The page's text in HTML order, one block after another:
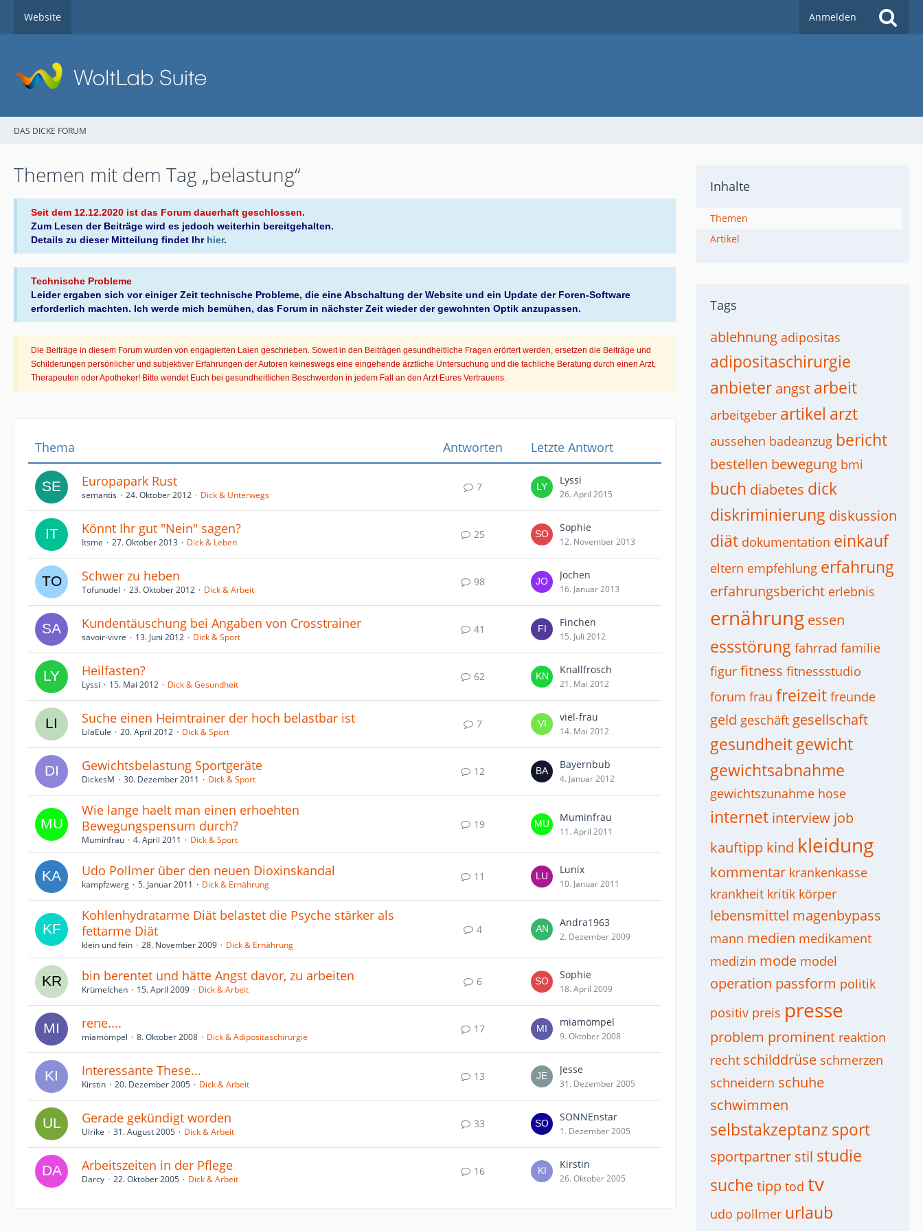
Website Anmelden
DAS DICKE FORUM
Themen mit dem Tag „belastung“
Seit dem 12.12.2020 ist das Forum dauerhaft geschlossen.
Zum Lesen der Beiträge wird es jedoch weiterhin bereitgehalten.
Details zu dieser Mitteilung findet Ihr hier.
Technische Probleme
Leider ergaben sich vor einiger Zeit technische Probleme, die eine Abschaltung der Website und ein Update der Foren-Software
erforderlich machten. Ich werde mich bemühen, das Forum in nächster Zeit wieder der gewohnten Optik anzupassen.
Die Beiträge in diesem Forum wurden von engagierten Laien geschrieben. Soweit in den Beiträgen gesundheitliche Fragen erörtert werden, ersetzen die Beiträge und
Schilderungen persönlicher und subjektiver Erfahrungen der Autoren keineswegs eine eingehende ärztliche Untersuchung und die fachliche Beratung durch einen Arzt,
Therapeuten oder Apotheker! Bitte wendet Euch bei gesundheitlichen Beschwerden in jedem Fall an den Arzt Eures Vertrauens.
Thema Antworten Letzte Antwort
Europapark Rust
semantis 24. Oktober 2012 Dick & Unterwegs
7
Lyssi
26. April 2015
Könnt Ihr gut "Nein" sagen?
Itsme 27. Oktober 2013 Dick & Leben
25
Sophie
12. November 2013
Schwer zu heben
Tofunudel 23. Oktober 2012 Dick & Arbeit
98
Jochen
16. Januar 2013
Kundentäuschung bei Angaben von Crosstrainer
savoir-vivre 13. Juni 2012 Dick & Sport
41
Finchen
15. Juli 2012
Heilfasten?
Lyssi 15. Mai 2012 Dick & Gesundheit
62
Knallfrosch
21. Mai 2012
Suche einen Heimtrainer der hoch belastbar ist
LilaEule 20. April 2012 Dick & Sport
7
viel-frau
14. Mai 2012
Gewichtsbelastung Sportgeräte
DickesM 30. Dezember 2011 Dick & Sport
12
Bayernbub
4. Januar 2012
Wie lange haelt man einen erhoehten
Bewegungspensum durch?
Muminfrau 4. April 2011 Dick & Sport
19
Muminfrau
11. April 2011
Udo Pollmer über den neuen Dioxinskandal
kampfzwerg 5. Januar 2011 Dick & Ernährung
11
Lunix
10. Januar 2011
Kohlenhydratarme Diät belastet die Psyche stärker als
fettarme Diät
klein und fein 28. November 2009 Dick & Ernährung
4
Andra1963
2. Dezember 2009
bin berentet und hätte Angst davor, zu arbeiten
Krümelchen 15. April 2009 Dick & Arbeit
6
Sophie
18. April 2009
rene....
miamömpel 8. Oktober 2008 Dick & Adipositaschirurgie
17
miamömpel
9. Oktober 2008
Interessante These...
Kirstin 20. Dezember 2005 Dick & Arbeit
13
Jesse
31. Dezember 2005
Gerade gekündigt worden
Ulrike 31. August 2005 Dick & Arbeit
33
SONNEnstar
1. Dezember 2005
Arbeitszeiten in der Pflege
Darcy 22. Oktober 2005 Dick & Arbeit
16
Kirstin
26. Oktober 2005
Inhalte
Themen
Artikel
Tags
ablehnung adipositas
adipositaschirurgie
anbieter angst arbeit
arbeitgeber artikel arzt
aussehen badeanzug bericht
bestellen bewegung bmi
buch diabetes dick
diskriminierung diskussion
diät dokumentation einkauf
eltern empfehlung erfahrung
erfahrungsbericht erlebnis
ernährung essen
essstörung fahrrad familie
figur fitness fitnessstudio
forum frau freizeit freunde
geld geschäft gesellschaft
gesundheitgewicht
gewichtsabnahme
gewichtszunahme hose
internet interview job
kauftipp kind kleidung
kommentar krankenkasse
krankheit kritik körper
lebensmittel magenbypass
mann medien medikament
medizin mode model
operation passform politik
positiv preis presse
problem prominent reaktion
recht schilddrüse schmerzen
schneidern schuhe
schwimmen
selbstakzeptanz sport
sportpartner stil studie
suche tipp tod tv
udo pollmer urlaub